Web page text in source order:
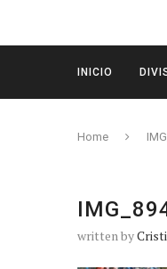
INICIO
Home
written by